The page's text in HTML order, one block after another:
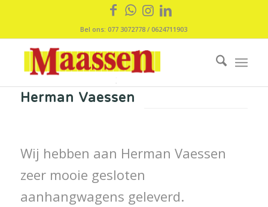
Bel ons: 077 3072778 / 0624711903
Herman Vaessen
Wij hebben aan Herman Vaessen
zeer mooie gesloten
aanhangwagens geleverd.